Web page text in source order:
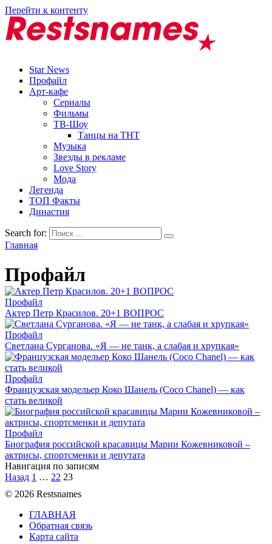
Перейти к контенту
Star News
Профайл
Арт-кафе
Сериалы
Фильмы
ТВ-Шоу
Танцы на ТНТ
Музыка
Звезды в рекламе
Love Story
Мода
Легенда
ТОП Факты
Династия
Search for:
Главная
Профайл
Профайл
Актер Петр Красилов. 20+1 ВОПРОС
Профайл
Светлана Сурганова. «Я — не танк, а слабая и хрупкая»
Профайл
Французская модельер Коко Шанель (Coco Chanel) — как
стать великой
Профайл
Биография российской красавицы Марии Кожевниковой –
актрисы, спортсменки и депутата
Навигация по записям
Назад 1 … 22 23
© 2026 Restsnames
ГЛАВНАЯ
Обратная связь
Карта сайта